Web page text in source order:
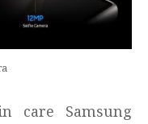
care Samsung